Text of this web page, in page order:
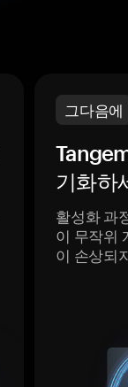
그다음에
기화하
활성화 과
이 무작위
이 손상되